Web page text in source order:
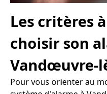
Les critères
choisir son
Vandœuvre-
Pour vous orienter au